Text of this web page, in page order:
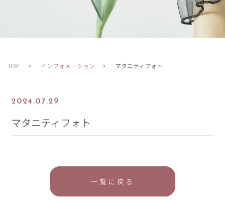
TOP インフォメーション マタニティフォト
2024.07.29
マタニティフォト
一覧に戻る